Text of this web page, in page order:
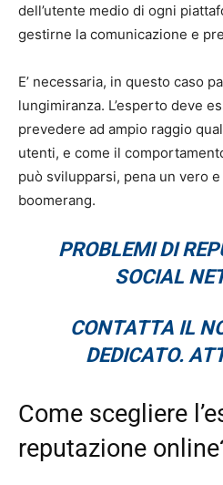
dell’utente medio di ogni
gestirne la comunicazione e
E’ necessaria, in questo caso
lungimiranza. L’esperto deve
prevedere ad ampio raggio
utenti, e come il
può svilupparsi, pena un vero
boomerang.
PROBLEMI DI
SOCIAL
CONTATTA IL
DEDICATO.
Come scegliere
reputazione